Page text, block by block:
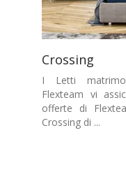
Crossing
I Letti
Flexteam vi
offerte di
Crossing di ...